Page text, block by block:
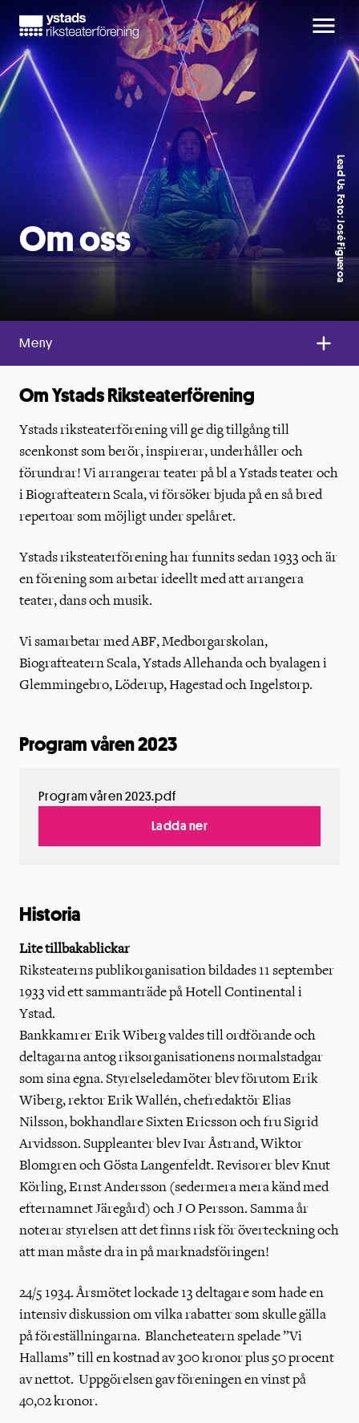
Lead Us. Foto: José Figueroa
Om oss
Om Ystads Riksteaterförening
Ystads riksteaterförening vill ge dig tillgång till
scenkonst som berör, inspirerar, underhåller och
förundrar! Vi arrangerar teater på bl a Ystads teater och
i Biografteatern Scala, vi försöker bjuda på en så bred
repertoar som möjligt under spelåret.
Ystads riksteaterförening har funnits sedan 1933 och är
en förening som arbetar ideellt med att arrangera
teater, dans och musik.
Vi samarbetar med ABF, Medborgarskolan,
Biografteatern Scala, Ystads Allehanda och byalagen i
Glemmingebro, Löderup, Hagestad och Ingelstorp.
Program våren 2023
Program våren 2023.pdf
Ladda ner
Historia
Lite tillbakablickar
Riksteaterns publikorganisation bildades 11 september
1933 vid ett sammanträde på Hotell Continental i
Ystad.
Bankkamrer Erik Wiberg valdes till ordförande och
deltagarna antog riksorganisationens normalstadgar
som sina egna. Styrelseledamöter blev förutom Erik
Wiberg, rektor Erik Wallén, chefredaktör Elias
Nilsson, bokhandlare Sixten Ericsson och fru Sigrid
Arvidsson. Suppleanter blev Ivar Åstrand, Wiktor
Blomgren och Gösta Langenfeldt. Revisorer blev Knut
Körling, Ernst Andersson (sedermera mera känd med
efternamnet Järegård) och J O Persson. Samma år
noterar styrelsen att det finns risk för överteckning och
att man måste dra in på marknadsföringen!
24/5 1934. Årsmötet lockade 13 deltagare som hade en
intensiv diskussion om vilka rabatter som skulle gälla
på föreställningarna. Blancheteatern spelade ”Vi
Hallams” till en kostnad av 300 kronor plus 50 procent
av nettot. Uppgörelsen gav föreningen en vinst på
40,02 kronor.
Meny